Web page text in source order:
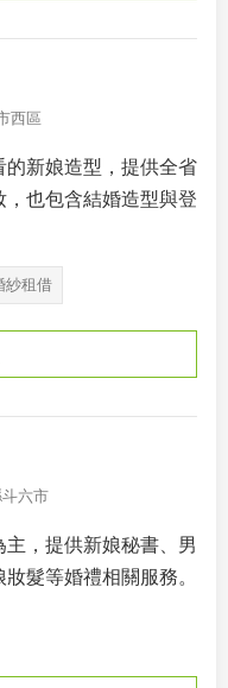
西區
的新娘造型，提供全省
也包含結婚造型與登
紗租借
六市
主，提供新娘秘書、男
髮等婚禮相關服務。